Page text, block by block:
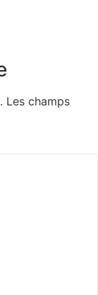
Les champs